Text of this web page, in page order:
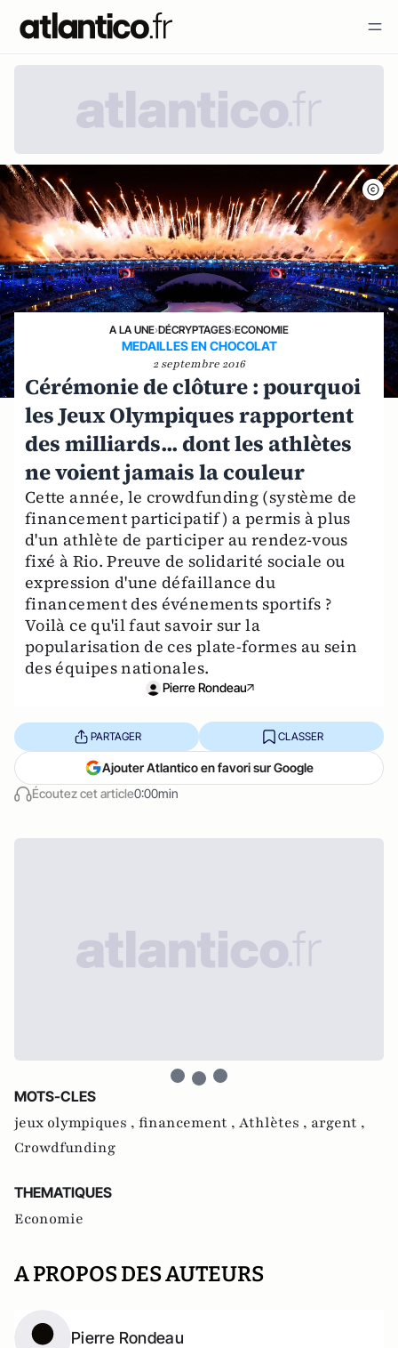
A LA UNE›DÉCRYPTAGES›ECONOMIE
MEDAILLES EN CHOCOLAT
2 septembre 2016
Cérémonie de clôture : pourquoi
les Jeux Olympiques rapportent
des milliards... dont les athlètes
ne voient jamais la couleur
Cette année, le crowdfunding (système de
financement participatif) a permis à plus
d'un athlète de participer au rendez-vous
fixé à Rio. Preuve de solidarité sociale ou
expression d'une défaillance du
financement des événements sportifs ?
Voilà ce qu'il faut savoir sur la
popularisation de ces plate-formes au sein
des équipes nationales.
Pierre Rondeau
Écoutez cet article0:00min
PARTAGER CLASSER
Ajouter Atlantico en favori sur Google
MOTS-CLES
jeux olympiques , financement , Athlètes , argent ,
Crowdfunding
THEMATIQUES
Economie
A PROPOS DES AUTEURS
Pierre Rondeau